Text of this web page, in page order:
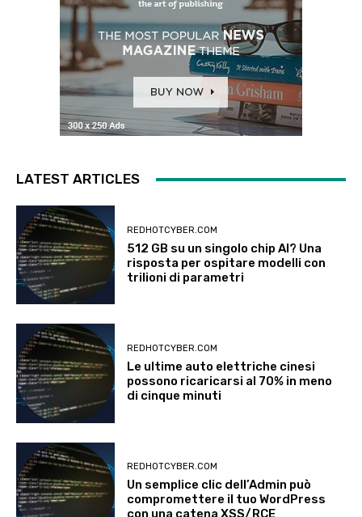
LATEST ARTICLES
REDHOTCYBER.COM
512 GB su un singolo chip AI? Una
risposta per ospitare modelli con
trilioni di parametri
REDHOTCYBER.COM
Le ultime auto elettriche cinesi
possono ricaricarsi al 70% in meno
di cinque minuti
REDHOTCYBER.COM
Un semplice clic dell’Admin può
compromettere il tuo WordPress